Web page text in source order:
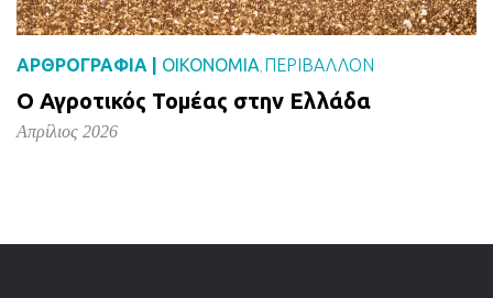
ΑΡΘΡΟΓΡΑΦΙΑ | ΟΙΚΟΝΟΜΙΑ ΠΕΡΙΒΑΛΛΟΝ
Ο Αγροτικός Τομέας στην Ελλάδα
Απρίλιος 2026